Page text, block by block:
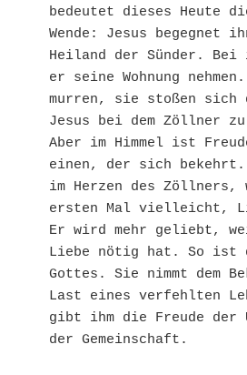
bedeutet dieses Heute
Wende: Jesus begegnet
Heiland der Sünder. Bei
er seine Wohnung
murren, sie stoßen sich
Jesus bei dem Zöllner
Aber im Himmel ist
einen, der sich bekehrt.
im Herzen des Zöllners,
ersten Mal vielleicht,
Er wird mehr geliebt,
Liebe nötig hat. So ist
Gottes. Sie nimmt dem
Last eines verfehlten
gibt ihm die Freude der
der Gemeinschaft.